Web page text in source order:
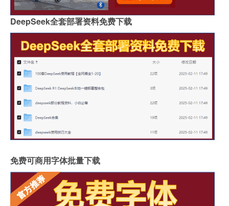
DeepSeek全套部署资料免费下载
免费可商用字体批量下载